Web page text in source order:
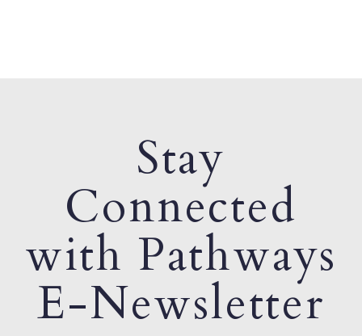
Stay
Connected
with Pathways
E-Newsletter